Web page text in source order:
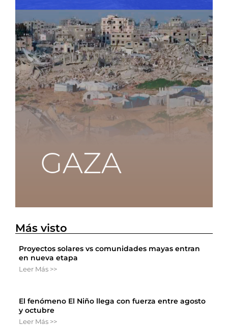
Más visto
Proyectos solares vs comunidades mayas entran
en nueva etapa
Leer Más >>
El fenómeno El Niño llega con fuerza entre agosto
y octubre
Leer Más >>